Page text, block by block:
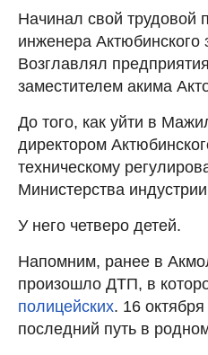
Начинал свой трудовой
инженера
Возглавлял
заместителем акима
До того, как уйти в
директором
техническому
Министерства
У него четверо детей.
Напомним, ранее в
произошло ДТП, в
полицейских. 16
последний путь в